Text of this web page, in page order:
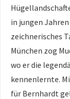
in jungen
zeichnerisches
München zog
wo er die
kennenlernte.
für Bernhardt